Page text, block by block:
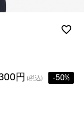
円 (税込) -50%